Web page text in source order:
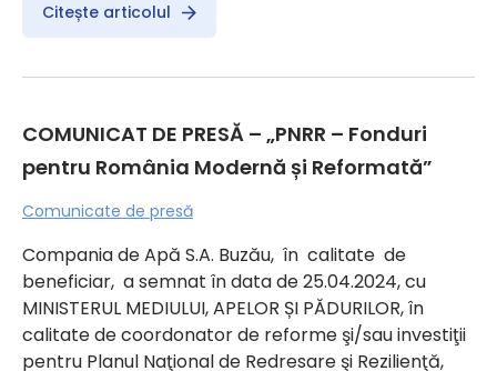
Citește articolul
COMUNICAT DE PRESĂ – „PNRR – Fonduri
pentru România Modernă și Reformată”
Comunicate de presă
Compania de Apă S.A. Buzău, în calitate de
beneficiar, a semnat în data de 25.04.2024, cu
MINISTERUL MEDIULUI, APELOR ȘI PĂDURILOR, în
calitate de coordonator de reforme şi/sau investiţii
pentru Planul Naţional de Redresare şi Rezilienţă,